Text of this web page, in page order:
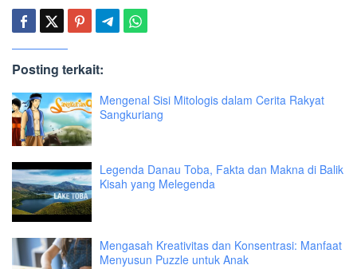
Posting terkait:
Mengenal Sisi Mitologis dalam Cerita Rakyat
Sangkuriang
Legenda Danau Toba, Fakta dan Makna di Balik
Kisah yang Melegenda
Mengasah Kreativitas dan Konsentrasi: Manfaat
Menyusun Puzzle untuk Anak